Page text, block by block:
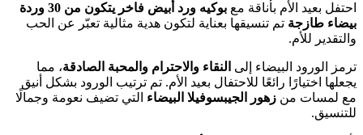
احتفل بعيد الأم بأناقة مع
بوكيه ورد أبيض فاخر يتكون من 30 وردة
بيضاء طازجة تم تنسيقها بعناية لتكون هدية مثالية تعبّر عن الحب
والتقدير للأم.
ترمز الورود البيضاء إلى النقاء والاحترام والمحبة الصادقة، مما
يجعلها اختيارًا رائعًا للاحتفال بعيد الأم. تم ترتيب الورود بشكل أنيق
مع لمسات من زهور الجيبسوفيلا البيضاء التي تضيف نعومة وجمالًا
للتنسيق.